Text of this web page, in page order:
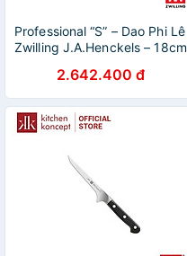
Professional “S” – Dao Phi Lê
Zwilling J.A.Henckels – 18cm
2.642.400 đ